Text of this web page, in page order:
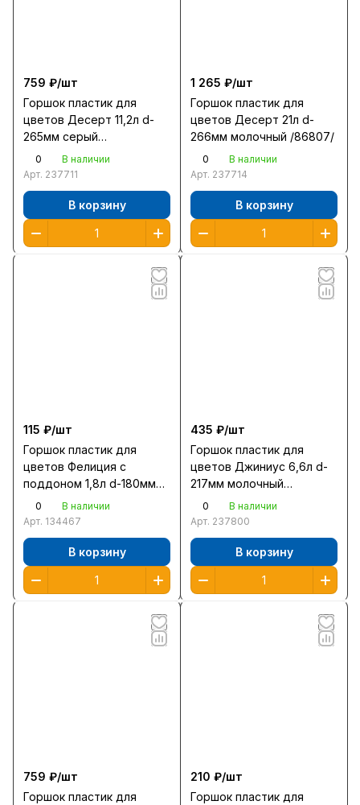
759 ₽/шт
Горшок пластик для
цветов Десерт 11,2л d-
265мм серый
/438670500/
0
В наличии
Арт. 237711
В корзину
1 265 ₽/шт
Горшок пластик для
цветов Десерт 21л d-
266мм молочный /86807/
0
В наличии
Арт. 237714
В корзину
115 ₽/шт
Горшок пластик для
цветов Фелиция с
поддоном 1,8л d-180мм
мрамор /С103М/
0
В наличии
Арт. 134467
В корзину
435 ₽/шт
Горшок пластик для
цветов Джиниус 6,6л d-
217мм молочный
/437660700/
0
В наличии
Арт. 237800
В корзину
759 ₽/шт
Горшок пластик для
210 ₽/шт
Горшок пластик для